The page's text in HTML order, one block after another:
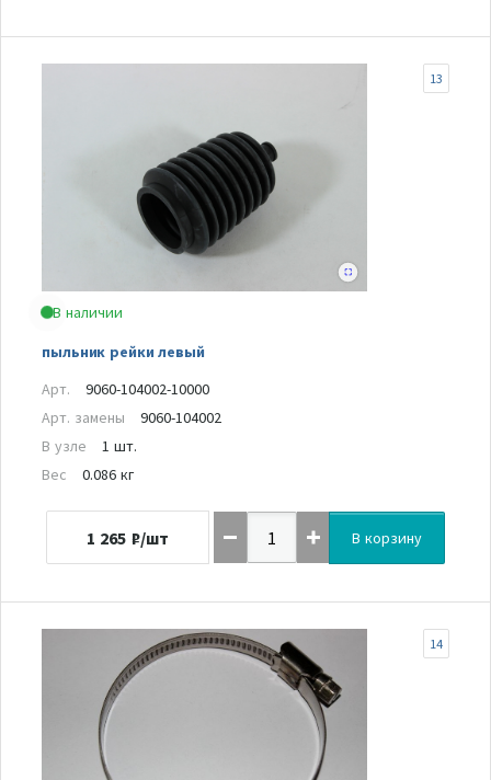
В наличии
пыльник рейки левый
13
Арт.
9060-104002-10000
Арт. замены
9060-104002
В узле
1 шт.
Вес
0.086 кг
1 265 ₽/шт В корзину
14